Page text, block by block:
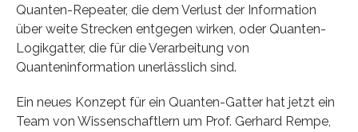
Quanten-Repeater, die dem Verlust der Information
über weite Strecken entgegen wirken, oder Quanten-
Logikgatter, die für die Verarbeitung von
Quanteninformation unerlässlich sind.
Ein neues Konzept für ein Quanten-Gatter hat jetzt ein
Team von Wissenschaftlern um Prof. Gerhard Rempe,